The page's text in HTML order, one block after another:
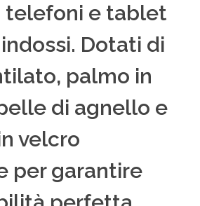
telefoni e tablet
Dotati di
palmo in
di agnello e
velcro
per garantire